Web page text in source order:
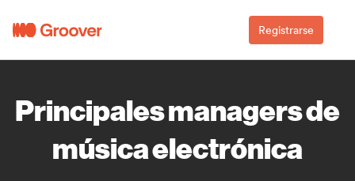
Registrarse
Principales managers de
música electrónica